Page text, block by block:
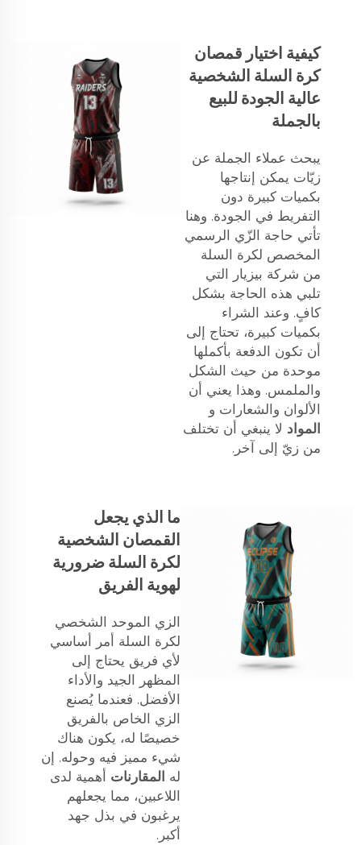
كيفية اختيار قمصان
كرة السلة الشخصية
عالية الجودة للبيع
بالجملة
يبحث عملاء الجملة عن
زيّات يمكن إنتاجها
بكميات كبيرة دون
التفريط في الجودة. وهنا
تأتي حاجة الزّي الرسمي
المخصص لكرة السلة
من شركة بيزيار التي
تلبي هذه الحاجة بشكل
كافٍ. وعند الشراء
بكميات كبيرة، تحتاج إلى
أن تكون الدفعة بأكملها
موحدة من حيث الشكل
والملمس. وهذا يعني أن
الألوان والشعارات و
المواد لا ينبغي أن تختلف
من زيّ إلى آخر.
ما الذي يجعل
القمصان الشخصية
لكرة السلة ضرورية
لهوية الفريق
الزي الموحد الشخصي
لكرة السلة أمر أساسي
لأي فريق يحتاج إلى
المظهر الجيد والأداء
الأفضل. فعندما يُصنع
الزي الخاص بالفريق
خصيصًا له، يكون هناك
شيء مميز فيه وحوله. إن
له المقارنات أهمية لدى
اللاعبين، مما يجعلهم
يرغبون في بذل جهد
أكبر.